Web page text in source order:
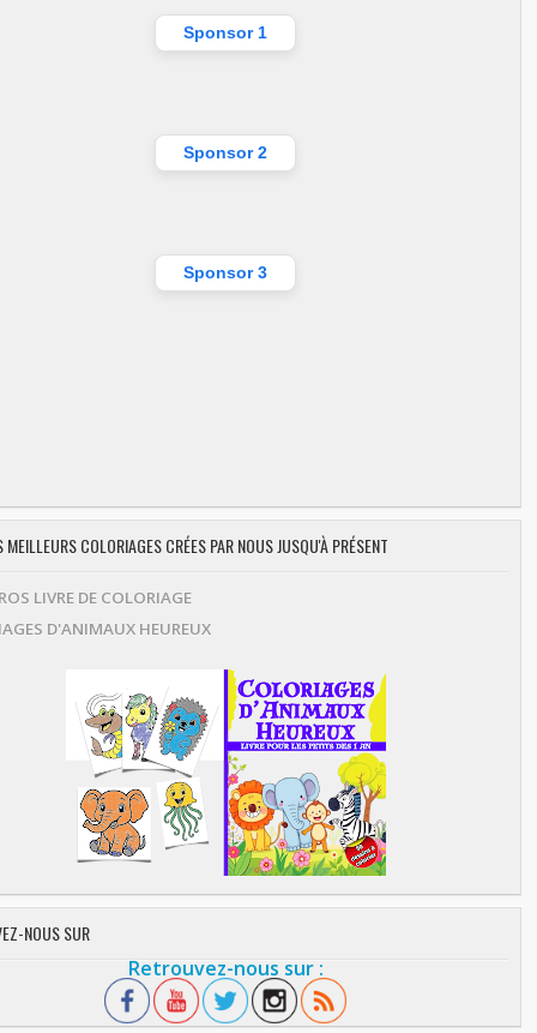
Sponsor 1
Sponsor 2
Sponsor 3
MEILLEURS COLORIAGES CRÉES PAR NOUS JUSQU'À PRÉSENT
LIVRE DE COLORIAGE
D'ANIMAUX HEUREUX
NOUS SUR
Retrouvez-nous sur :